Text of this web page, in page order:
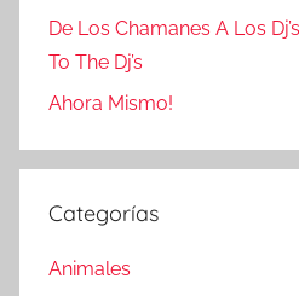
De Los Chamanes A Los
To The Dj’s
Ahora Mismo!
Categorías
Animales